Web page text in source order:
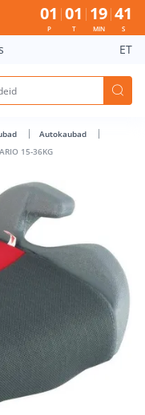
15-36KG - Bauhof
01
P
01
T
19
MIN
40
S
ET
Autokaubad
15-36KG